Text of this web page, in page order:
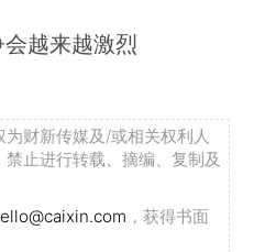
越来越激烈
财新传媒及/或相关权利人
止进行转载、摘编、复制及
，获得书面